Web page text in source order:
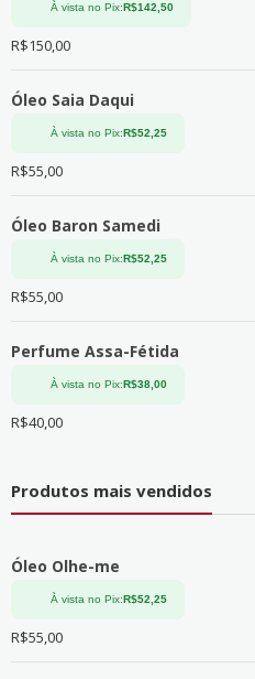
À vista no Pix: R$142,50
R$150,00
Óleo Saia Daqui
À vista no Pix: R$52,25
R$55,00
Óleo Baron Samedi
À vista no Pix: R$52,25
R$55,00
Perfume Assa-Fétida
À vista no Pix: R$38,00
R$40,00
Produtos mais vendidos
Óleo Olhe-me
À vista no Pix:R$52,25
R$55,00